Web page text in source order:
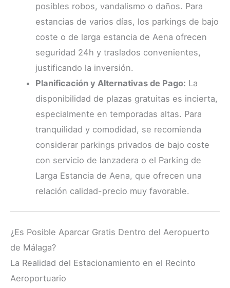
posibles robos, vandalismo o daños. Para
estancias de varios días, los parkings de bajo
coste o de larga estancia de Aena ofrecen
seguridad 24h y traslados convenientes,
justificando la inversión.
Planificación y Alternativas de Pago: La
disponibilidad de plazas gratuitas es incierta,
especialmente en temporadas altas. Para
tranquilidad y comodidad, se recomienda
considerar parkings privados de bajo coste
con servicio de lanzadera o el Parking de
Larga Estancia de Aena, que ofrecen una
relación calidad-precio muy favorable.
¿Es Posible Aparcar Gratis Dentro del Aeropuerto
de Málaga?
La Realidad del Estacionamiento en el Recinto
Aeroportuario